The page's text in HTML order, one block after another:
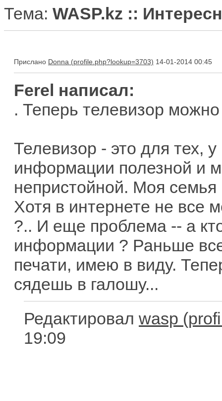
Тема: WASP.kz ::
Прислано Donna 14-01-2014 00:45
Ferel написал:
. Теперь телевизор
Телевизор - это для тех,
информации полезной и
непристойной. Моя семья
Хотя в интернете не все
?.. И еще проблема -- а
информации ? Раньше
печати, имею в виду.
сядешь в галошу...
Редактировал wasp
19:09